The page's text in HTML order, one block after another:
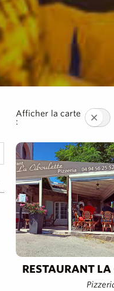
Afficher la carte
:
RESTAURANT